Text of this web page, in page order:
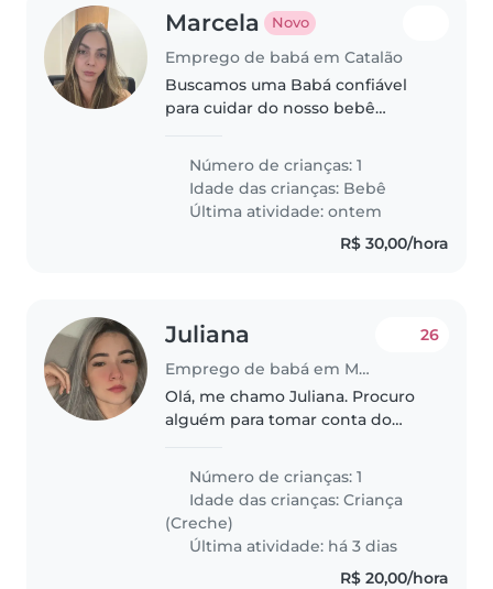
Marcela Novo
Emprego de babá em Catalão
Buscamos uma Babá confiável
para cuidar do nosso bebê
inteligente. Precisamos de
alguém que se comprometa a
proporcionar momentos alegres
e seguro ao nosso..
Número de crianças: 1
Idade das crianças: Bebê
Última atividade: ontem
R$ 30,00/hora
Juliana
Emprego de babá em Magé
26
Olá, me chamo Juliana. Procuro
alguém para tomar conta do
confortável em trabalhar com
animais tbm horário de 9h as..
Número de crianças: 1
Idade das crianças:Criança
(Creche)
Última atividade: há 3 dias
R$ 20,00/hora